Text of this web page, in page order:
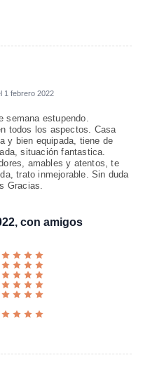
1 febrero 2022
semana estupendo.
todos los aspectos. Casa
y bien equipada, tiene de
situación fantastica.
amables y atentos, te
trato inmejorable. Sin duda
Gracias.
con amigos